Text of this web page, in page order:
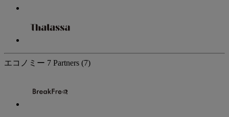
エコノミー 7 Partners (7)